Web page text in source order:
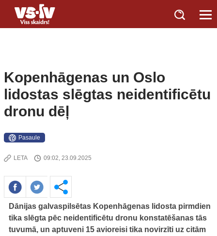
Kopenhāgenas un Oslo
lidostas slēgtas neidentificētu
dronu dēļ
Pasaule
LETA 09:02, 23.09.2025
Dānijas galvaspilsētas Kopenhāgenas lidosta pirmdien
tika slēgta pēc neidentificētu dronu konstatēšanas tās
tuvumā, un aptuveni 15 avioreisi tika novirzīti uz citām